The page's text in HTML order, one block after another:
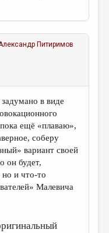
Питиримов
в виде
ещё «плаваю»,
соберу
вариант своей
он будет,
но и что-то
Малевича